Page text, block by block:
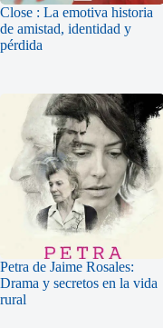
Close : La emotiva historia
de amistad, identidad y
pérdida
Petra de Jaime Rosales:
Drama y secretos en la vida
rural